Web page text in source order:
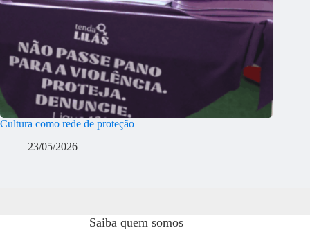
Cultura como rede de proteção
23/05/2026
Saiba quem somos